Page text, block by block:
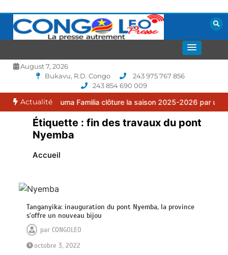
contenu
CONGOLEO
August 7, 2026
Bukavu, R.D. Congo
243 975 767 856
243 854 690 009
Actualité
: le FC Puma Familia clôture la saison 2025-2026 par une
Étiquette : fin des travaux du pont
Nyemba
Accueil
Tanganyika: inauguration du pont Nyemba, la province
s’offre un nouveau bijou
parCONGOLEO
octobre 3, 2022